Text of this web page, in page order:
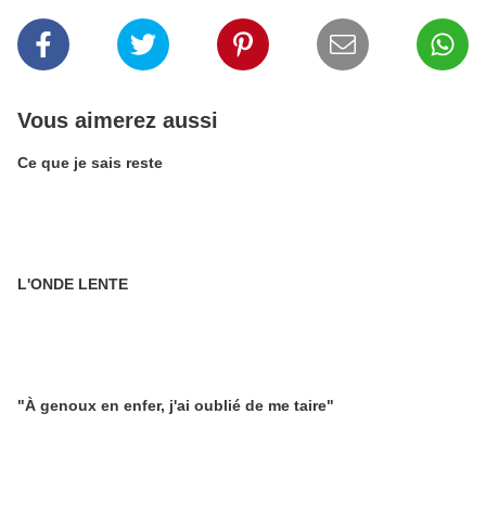
Vous aimerez aussi
Ce que je sais reste
L'ONDE LENTE
"À genoux en enfer, j'ai oublié de me taire"